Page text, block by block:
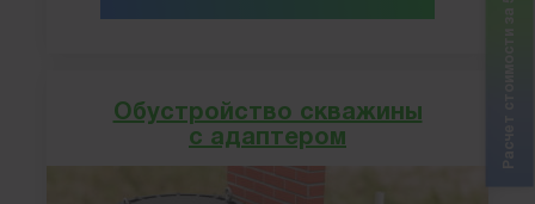
Обустройство скважины
с адаптером